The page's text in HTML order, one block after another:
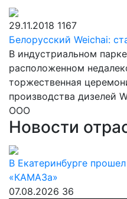
29.11.2018 1167
Белорусский Weichai:
В индустриальном
расположенном
торжественная
производства дизелей
ООО
Новости
В Екатеринбурге
«КАМАЗа»
07.08.2026 36